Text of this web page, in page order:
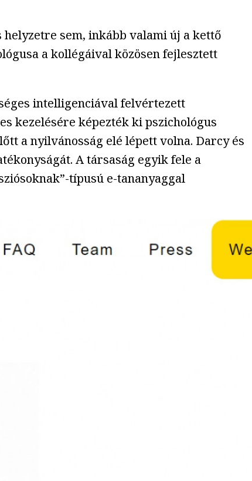
sem, inkább valami új a kettő
a kollégáival közösen fejlesztett
intelligenciával felvértezett
kezelésére képezték ki pszichológus
a nyilvánosság elé lépett volna. Darcy és
A társaság egyik fele a
típusú e-tananyaggal